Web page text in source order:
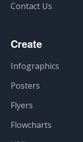
Contact Us
Create
Infographics
Posters
Flyers
Flowcharts